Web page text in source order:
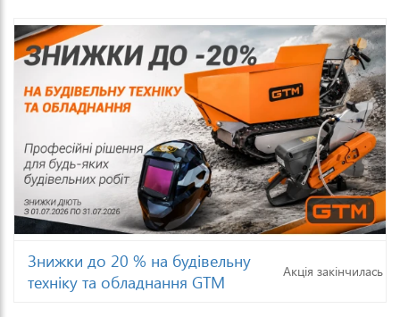
Знижки до 20 % на будівельну
техніку та обладнання GTM
Акція закінчилась